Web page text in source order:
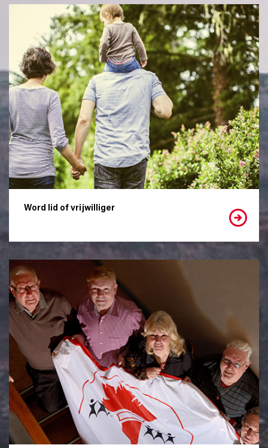
Word lid of vrijwilliger